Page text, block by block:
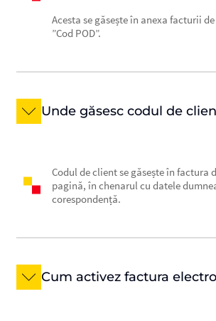
Acesta se găsește în anexa facturii
”Cod POD”.
Unde găsesc codul de
Codul de client se găsește în factura
pagină, în chenarul cu datele
corespondență.
Cum activez factura